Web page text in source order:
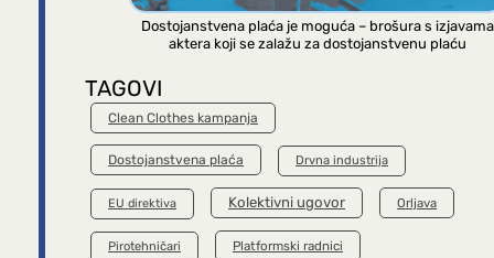
Dostojanstvena plaća je moguća – brošura s izjavama
aktera koji se zalažu za dostojanstvenu plaću
TAGOVI
Clean Clothes kampanja
Dostojanstvena plaća Drvna industrija
EU direktiva Kolektivni ugovor Orljava
Pirotehničari Platformski radnici